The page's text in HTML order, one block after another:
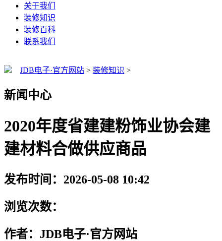
关于我们
装修知识
装修百科
联系我们
JDB电子·官方网站 > 装修知识 >
新闻中心
2020年度省建建粉饰业协会建
建材料合做供应商品
发布时间：2026-05-08 10:42
浏览次数：
作者：JDB电子·官方网站